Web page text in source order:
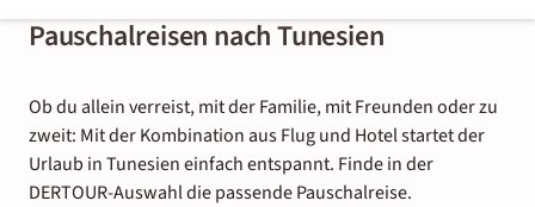
Pauschalreisen nach Tunesien
Ob du allein verreist, mit der Familie, mit Freunden oder zu
zweit: Mit der Kombination aus Flug und Hotel startet der
Urlaub in Tunesien einfach entspannt. Finde in der
DERTOUR-Auswahl die passende Pauschalreise.